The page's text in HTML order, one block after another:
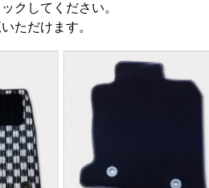
クしてください。
ただけます。